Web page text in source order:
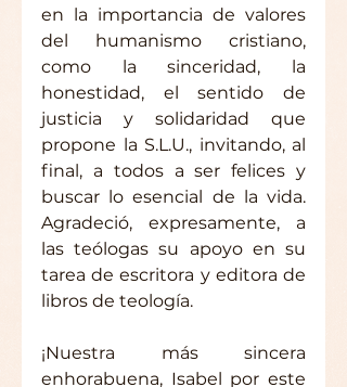
en la importancia de valores
del humanismo cristiano,
como la sinceridad, la
honestidad, el sentido de
justicia y solidaridad que
propone la S.L.U., invitando, al
final, a todos a ser felices y
buscar lo esencial de la vida.
Agradeció, expresamente, a
las teólogas su apoyo en su
tarea de escritora y editora de
libros de teología.
¡Nuestra más sincera
enhorabuena, Isabel por este